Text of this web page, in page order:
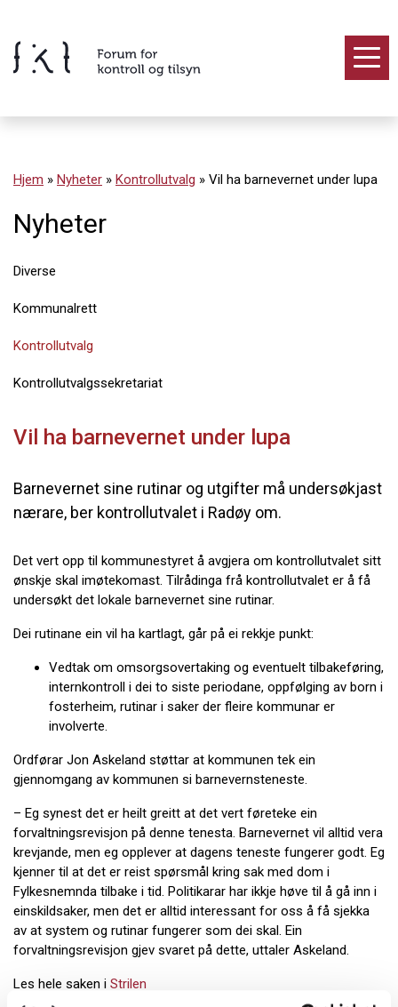
innholdet
Hjem » Nyheter » Kontrollutvalg » Vil ha barnevernet under lupa
Nyheter
Diverse
Kommunalrett
Kontrollutvalg
Kontrollutvalgssekretariat
Vil ha barnevernet under lupa
Barnevernet sine rutinar og utgifter må undersøkjast
nærare, ber kontrollutvalet i Radøy om.
Det vert opp til kommunestyret å avgjera om kontrollutvalet sitt
ønskje skal imøtekomast. Tilrådinga frå kontrollutvalet er å få
undersøkt det lokale barnevernet sine rutinar.
Dei rutinane ein vil ha kartlagt, går på ei rekkje punkt:
Vedtak om omsorgsovertaking og eventuelt tilbakeføring,
internkontroll i dei to siste periodane, oppfølging av born i
fosterheim, rutinar i saker der fleire kommunar er
involverte.
Ordførar Jon Askeland støttar at kommunen tek ein
gjennomgang av kommunen si barnevernsteneste.
– Eg synest det er heilt greitt at det vert føreteke ein
forvaltningsrevisjon på denne tenesta. Barnevernet vil alltid vera
krevjande, men eg opplever at dagens teneste fungerer godt. Eg
kjenner til at det er reist spørsmål kring sak med dom i
Fylkesnemnda tilbake i tid. Politikarar har ikkje høve til å gå inn i
einskildsaker, men det er alltid interessant for oss å få sjekka
av at system og rutinar fungerer som dei skal. Ein
forvaltningsrevisjon gjev svaret på dette, uttaler Askeland.
Les hele saken i Strilen